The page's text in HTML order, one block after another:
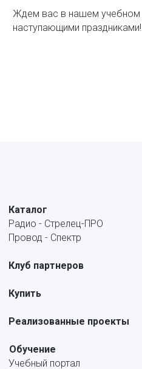
Ждем вас в нашем учебном
наступающими праздниками!
Каталог
Радио - Стрелец-ПРО
Провод - Спектр
Клуб партнеров
Купить
Реализованные проекты
Обучение
Учебный портал